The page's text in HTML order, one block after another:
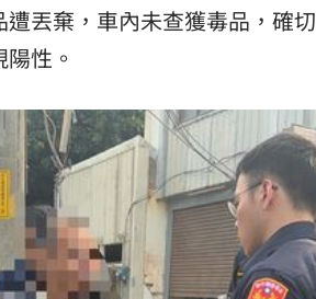
丟棄，車內未查獲毒品，確
性。